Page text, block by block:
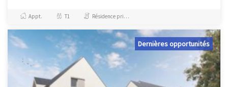
Loire, Tours est une ville...
Appt. T1 Résidence principale / PTZ
Dernières opportunités